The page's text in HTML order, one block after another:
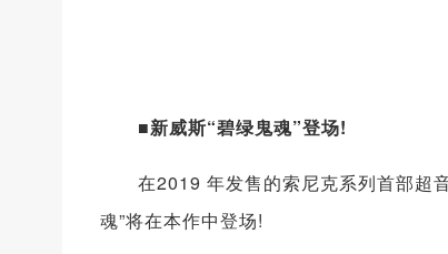
■新威斯“碧绿鬼魂”登场!
在2019 年发售的索尼克系列首部超
魂”将在本作中登场!